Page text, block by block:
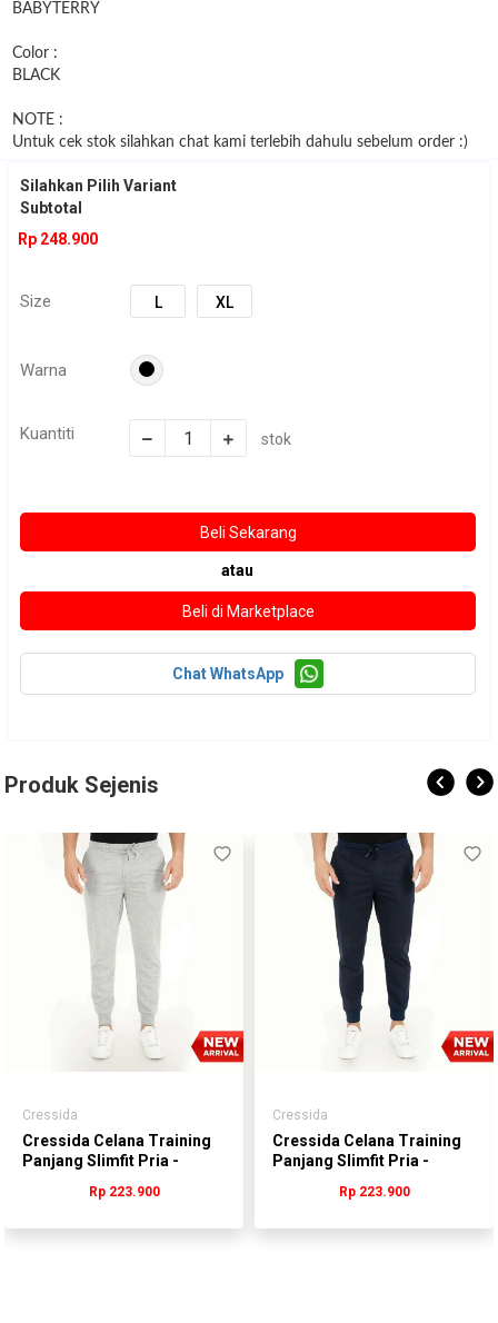
BABYTERRY
Color :
BLACK
NOTE :
Untuk cek stok silahkan chat kami terlebih dahulu sebelum order :)
Silahkan Pilih Variant
Subtotal
Rp 248.900
Size L XL
Warna
Kuantiti stok
atau
Chat WhatsApp
Produk Sejenis
Cressida
Cressida Celana Training
Panjang Slimfit Pria -
Rp 223.900
Cressida
Cressida Celana Training
Panjang Slimfit Pria -
Rp 223.900